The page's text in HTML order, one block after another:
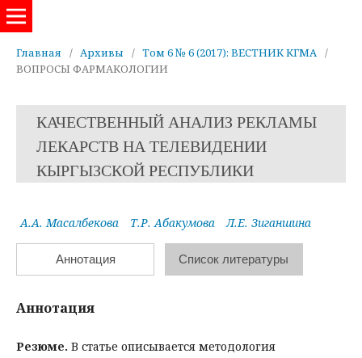
Главная / Архивы / Том 6 № 6 (2017): ВЕСТНИК КГМА /
ВОПРОСЫ ФАРМАКОЛОГИИ
КАЧЕСТВЕННЫЙ АНАЛИЗ РЕКЛАМЫ
ЛЕКАРСТВ НА ТЕЛЕВИДЕНИИ
КЫРГЫЗСКОЙ РЕСПУБЛИКИ
А.А. Масалбекова Т.Р. Абакумова Л.Е. Зиганшина
Аннотация Список литературы
Аннотация
Резюме. В статье описывается методология